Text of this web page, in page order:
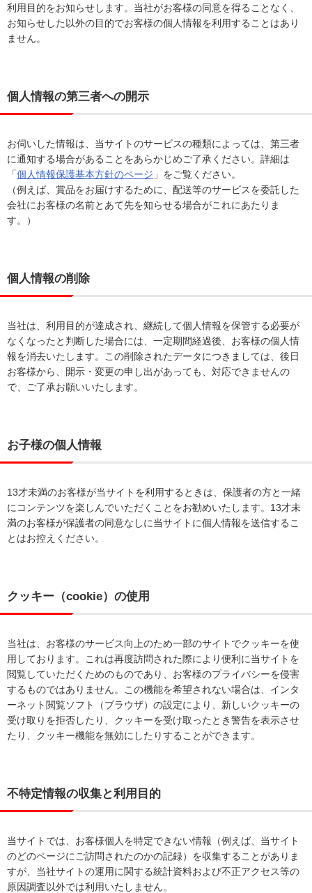
利用目的をお知らせします。当社がお客様の同意を得ることなく、
お知らせした以外の目的でお客様の個人情報を利用することはあり
ません。
個人情報の第三者への開示
お伺いした情報は、当サイトのサービスの種類によっては、第三者
に通知する場合があることをあらかじめご了承ください。詳細は
「個人情報保護基本方針のページ 」をご覧ください。
（例えば、賞品をお届けするために、配送等のサービスを委託した
会社にお客様の名前とあて先を知らせる場合がこれにあたりま
す。）
個人情報の削除
当社は、利用目的が達成され、継続して個人情報を保管する必要が
なくなったと判断した場合には、一定期間経過後、お客様の個人情
報を消去いたします。この削除されたデータにつきましては、後日
お客様から、開示・変更の申し出があっても、対応できませんの
で、ご了承お願いいたします。
お子様の個人情報
13才未満のお客様が当サイトを利用するときは、保護者の方と一緒
にコンテンツを楽しんでいただくことをお勧めいたします。13才未
満のお客様が保護者の同意なしに当サイトに個人情報を送信するこ
とはお控えください。
クッキー（cookie）の使用
当社は、お客様のサービス向上のため一部のサイトでクッキーを使
用しております。これは再度訪問された際により便利に当サイトを
閲覧していただくためのものであり、お客様のプライバシーを侵害
するものではありません。この機能を希望されない場合は、インタ
ーネット閲覧ソフト（ブラウザ）の設定により、新しいクッキーの
受け取りを拒否したり、クッキーを受け取ったとき警告を表示させ
たり、クッキー機能を無効にしたりすることができます。
不特定情報の収集と利用目的
当サイトでは、お客様個人を特定できない情報（例えば、当サイト
のどのページにご訪問されたのかの記録）を収集することがありま
すが、当社サイトの運用に関する統計資料および不正アクセス等の
原因調査以外では利用いたしません。